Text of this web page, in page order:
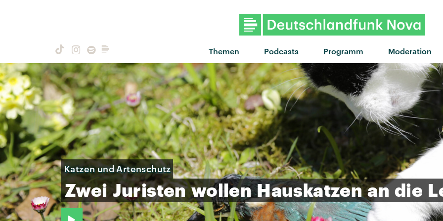
Themen Podcasts Programm Moderation
Katzen und Artenschutz
Zwei Juristen wollen Hauskatzen an die